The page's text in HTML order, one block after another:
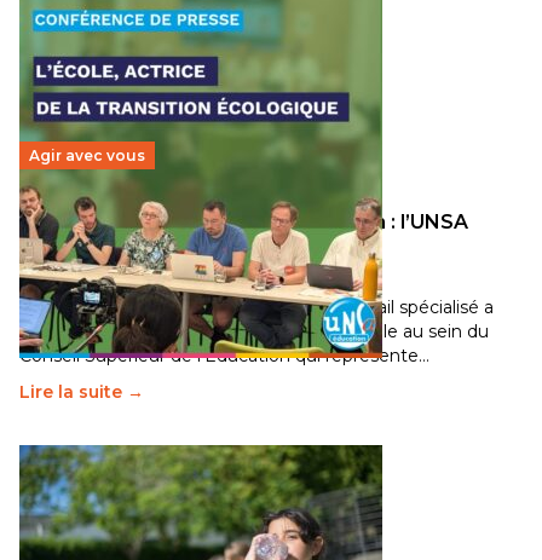
Agir avec vous
Transition écologique de l’éducation : l’UNSA
Éducation fait bouger les lignes
30 juin 2026–National
Pendant plusieurs mois, un groupe de travail spécialisé a
travaillé sur la transition écologique de l’Ecole au sein du
Conseil Supérieur de l’Éducation qui représente…
Lire la suite →